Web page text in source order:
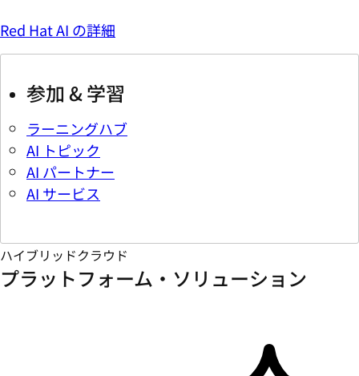
Red Hat AI の詳細
参加 & 学習
ラーニングハブ
AI トピック
AI パートナー
AI サービス
ハイブリッドクラウド
プラットフォーム・ソリューション